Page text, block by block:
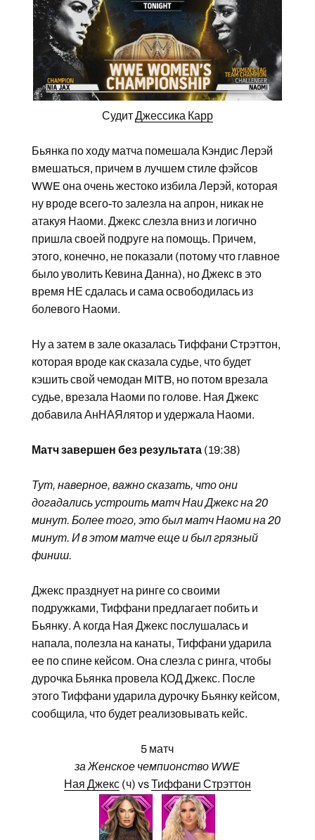
СудитДжессика Карр
Бьянка по ходу матча помешала Кэндис Лерэй
вмешаться, причем в лучшем стиле фэйсов
WWE она очень жестоко избила Лерэй, которая
ну вроде всего-то залезла на апрон, никак не
атакуя Наоми. Джекс слезла вниз и логично
пришла своей подруге на помощь. Причем,
этого, конечно, не показали (потому что главное
было уволить Кевина Данна), но Джекс в это
время НЕ сдалась и сама освободилась из
болевого Наоми.
Ну а затем в зале оказалась Тиффани Стрэттон,
которая вроде как сказала судье, что будет
кэшить свой чемодан MITB, но потом врезала
судье, врезала Наоми по голове. Ная Джекс
добавила АнНАЯлятор и удержала Наоми.
Матч завершен без результата(19:38)
Тут, наверное, важно сказать, что они
догадались устроить матч Наи Джекс на 20
минут. Более того, это был матч Наоми на 20
минут. И в этом матче еще и был грязный
финиш.
Джекс празднует на ринге со своими
подружками, Тиффани предлагает побить и
Бьянку. А когда Ная Джекс послушалась и
напала, полезла на канаты, Тиффани ударила
ее по спине кейсом. Она слезла с ринга, чтобы
дурочка Бьянка провела КОД Джекс. После
этого Тиффани ударила дурочку Бьянку кейсом,
сообщила, что будет реализовывать кейс.
5 матч
за Женское чемпионство WWE
Ная Джекс(ч) vsТиффани Стрэттон